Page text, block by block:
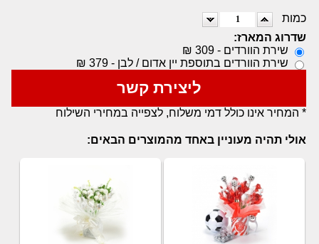
כמות
שדרוג המארז:
שירת הוורדים - 309 ₪
שירת הוורדים בתוספת יין אדום / לבן - 379 ₪
ליצירת קשר
* המחיר אינו כולל דמי משלוח, לצפייה במחירי השילוח
אולי תהיה מעוניין באחד מהמוצרים הבאים: